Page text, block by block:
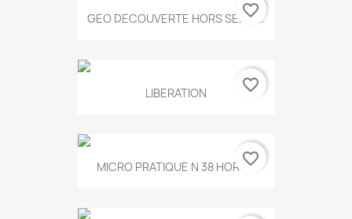
GEO DECOUVERTE HORS SERIE...
favorite_border
LIBERATION favorite_border
MICRO PRATIQUE N 38 HORS...
favorite_border